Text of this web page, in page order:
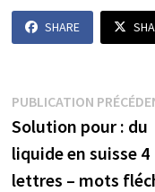
SHARE
Navigation
de
l’article
PUBLICATION
Solution pour : du
liquide en suisse 4
lettres – mots